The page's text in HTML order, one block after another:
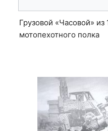
Грузовой «Часовой»
мотопехотного полка